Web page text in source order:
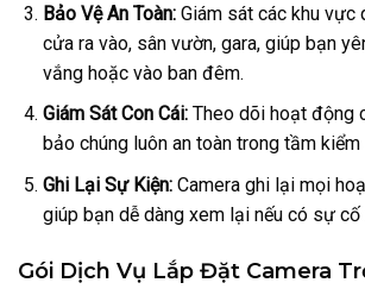
Bảo Vệ An Toàn:Giám sát các khu vực
cửa ra vào, sân vườn, gara, giúp bạn
vắng hoặc vào ban đêm.
Giám Sát Con Cái:Theo dõi hoạt động
bảo chúng luôn an toàn trong tầm
Ghi Lại Sự Kiện:Camera ghi lại mọi
giúp bạn dễ dàng xem lại nếu có sự cố
Gói Dịch Vụ Lắp Đặt Camera